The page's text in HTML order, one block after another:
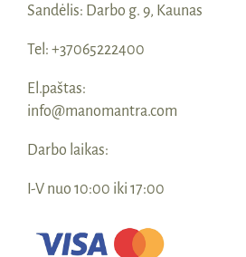
Sandėlis: Darbo g. 9, Kaunas
Tel: +37065222400
El.paštas:
info@manomantra.com
Darbo laikas:
I-V nuo 10:00 iki 17:00